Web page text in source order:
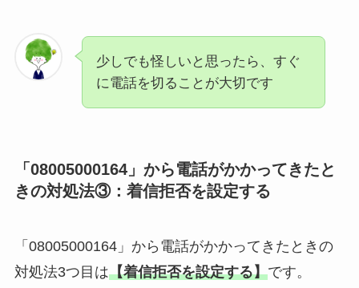
少しでも怪しいと思ったら、 すぐ
に電話を切ることが大切です
「08005000164」から電話がかかってきたと
きの対処法③： 着信拒否を設定する
「08005000164」から電話がかかってきたときの
対処法3つ目は【着信拒否を設定する】です。